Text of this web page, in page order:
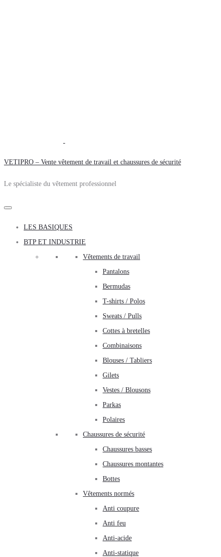
VETIPRO – Vente vêtement de travail et chaussures de sécurité
Le spécialiste du vêtement professionnel
LES BASIQUES
BTP ET INDUSTRIE
Vêtements de travail
Pantalons
Bermudas
T-shirts / Polos
Sweats / Pulls
Cottes à bretelles
Combinaisons
Blouses / Tabliers
Gilets
Vestes / Blousons
Parkas
Polaires
Chaussures de sécurité
Chaussures basses
Chaussures montantes
Bottes
Vêtements normés
Anti coupure
Anti feu
Anti-acide
Anti-statique